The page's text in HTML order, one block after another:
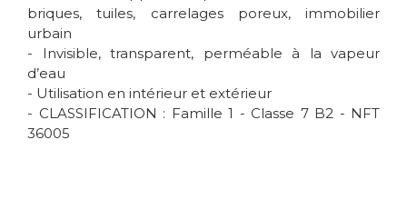
briques, tuiles, carrelages poreux, immobilier
urbain
- Invisible, transparent, perméable à la vapeur
d’eau
- Utilisation en intérieur et extérieur
- CLASSIFICATION : Famille 1 - Classe 7 B2 - NFT
36005